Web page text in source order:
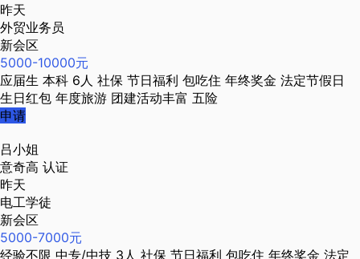
昨天
外贸业务员
新会区
5000-10000元
应届生 本科 6人 社保 节日福利 包吃住 年终奖金 法定节假日
生日红包 年度旅游 团建活动丰富 五险
申请
吕小姐
意奇高 认证
昨天
电工学徒
新会区
5000-7000元
经验不限 中专/中技 3人 社保 节日福利 包吃住 年终奖金 法定